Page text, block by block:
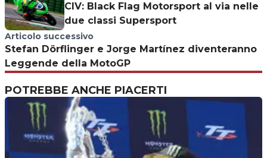
CIV: Black Flag Motorsport al via nelle
due classi Supersport
Articolo successivo
Stefan Dörflinger e Jorge Martínez diventeranno
Leggende della MotoGP
POTREBBE ANCHE PIACERTI